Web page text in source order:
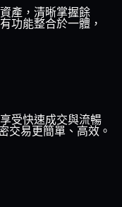
產，清晰掌握餘
功能整合於一體，
受快速成交與流暢
交易更簡單、高效。